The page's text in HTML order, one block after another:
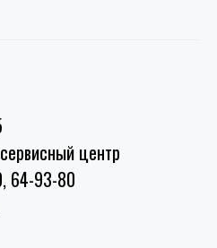
центр
64-93-80